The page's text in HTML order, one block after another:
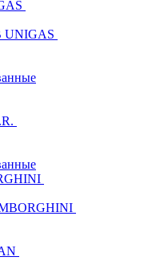
UNIGAS